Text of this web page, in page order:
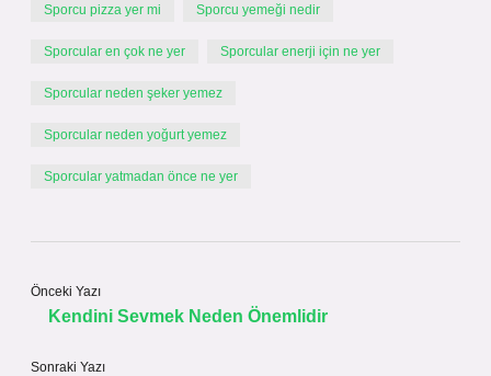
Sporcu pizza yer mi Sporcu yemeği nedir
Sporcular en çok ne yer Sporcular enerji için ne yer
Sporcular neden şeker yemez
Sporcular neden yoğurt yemez
Sporcular yatmadan önce ne yer
Önceki Yazı
Kendini Sevmek Neden Önemlidir
Sonraki Yazı